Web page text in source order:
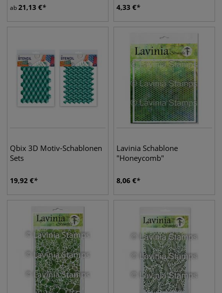
ab21,13 € 4,33 €
Qbix 3D Motiv-Schablonen
Sets
19,92 €
Lavinia Schablone
"Honeycomb"
8,06 €